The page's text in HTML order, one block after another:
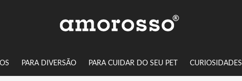
PARA DIVERSÃO PARA CUIDAR DO SEU PET CURIOSIDADES